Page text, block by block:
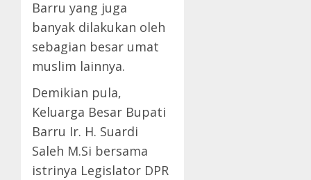
Barru yang juga
banyak dilakukan oleh
sebagian besar umat
muslim lainnya.
Demikian pula,
Keluarga Besar Bupati
Barru Ir. H. Suardi
Saleh M.Si bersama
istrinya Legislator DPR